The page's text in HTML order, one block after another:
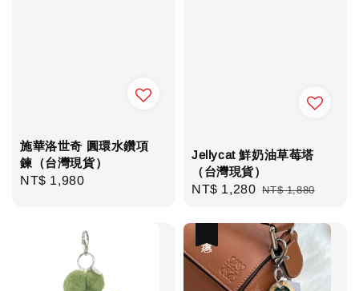
施華洛世奇 圓環水鑽項
鍊（台灣現貨）
Regular
NT$ 1,980
Jellycat 鮮奶油草莓塔
（台灣現貨）
Sale
NT$ 1,280 Regular
NT$ 1,880